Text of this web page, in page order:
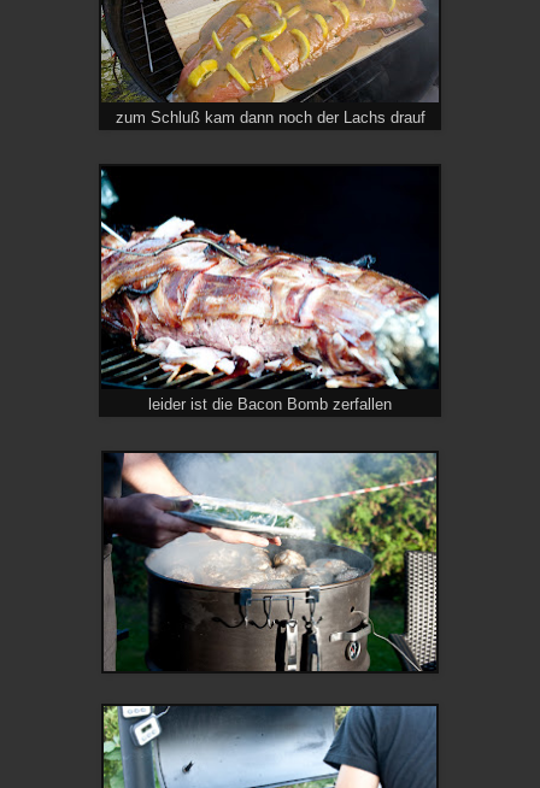
zum Schluß kam dann noch der Lachs drauf
leider ist die Bacon Bomb zerfallen